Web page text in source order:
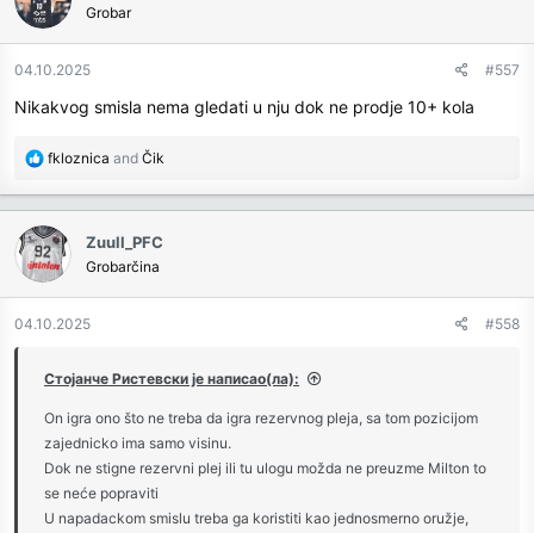
o
n
:
Grobar
04.10.2025 #557
Nikakvog smisla nema gledati u nju dok ne prodje 10+ kola
R
c
t
i
o
n
fkloznica and Čik
Zuull_PFC
Grobarčina
04.10.2025 #558
Стојанче Ристевски је написао(ла):
On igra ono što ne treba da igra rezervnog pleja, sa tom pozicijom
zajednicko ima samo visinu.
Dok ne stigne rezervni plej ili tu ulogu možda ne preuzme Milton to
se neće popraviti
U napadackom smislu treba ga koristiti kao jednosmerno oružje,